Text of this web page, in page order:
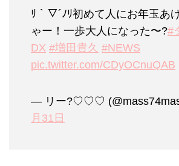
ﾘ｀▽´ﾉﾘ初めて人にお年玉あ
ゃー！一歩大人になった〜?#
DX #増田貴久 #NEWS
pic.twitter.com/CDyOCnuQAB
— リー?♡♡♡
月31日